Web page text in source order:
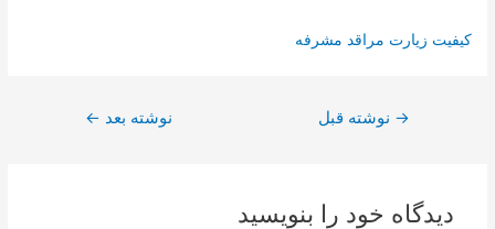
کیفیت زیارت مراقد مشرفه
راهبری→ نوشته قبل نوشته بعد ←
دیدگاه‌ خود را بنویسید